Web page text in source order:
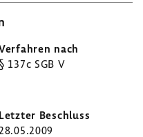
137c SGB V